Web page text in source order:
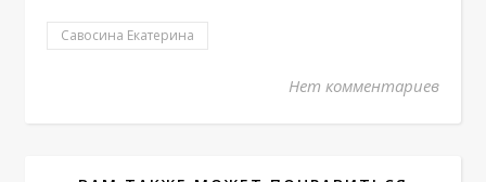
Савосина Екатерина
Нет комментариев